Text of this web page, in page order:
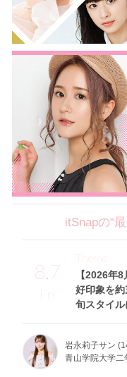
itSnapの“
8.7
Fri
【2026年8
好印象を
旬スタイ
Theme
岩永莉子サン
青山学院大学二